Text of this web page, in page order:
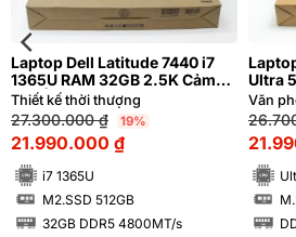
Laptop Dell Latitude 7440 i7
1365U RAM 32GB 2.5K Cảm
ứng | Hàng xách tay 99%
Thiết kế thời thượng
27.300.000₫ 19%
21.990.000 ₫
i7 1365U
SSD M2.SSD 512GB
32GB DDR5 4800MT/s
Ultra
Văn
SSD